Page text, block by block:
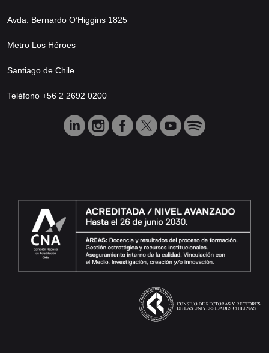
Avda. Bernardo O’Higgins 1825
Metro Los Héroes
Santiago de Chile
Teléfono +56 2 2692 0200